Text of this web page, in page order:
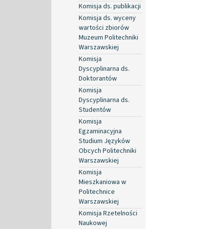
Komisja ds. publikacji
Komisja ds. wyceny
wartości zbiorów
Muzeum Politechniki
Warszawskiej
Komisja
Dyscyplinarna ds.
Doktorantów
Komisja
Dyscyplinarna ds.
Studentów
Komisja
Egzaminacyjna
Studium Języków
Obcych Politechniki
Warszawskiej
Komisja
Mieszkaniowa w
Politechnice
Warszawskiej
Komisja Rzetelności
Naukowej